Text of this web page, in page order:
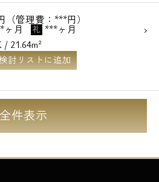
（管理費：***円）
ヶ月 礼 ***ヶ月
21.64m²
討リストに追加
全件表示